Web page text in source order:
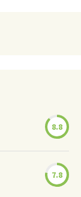
8.8
7.8